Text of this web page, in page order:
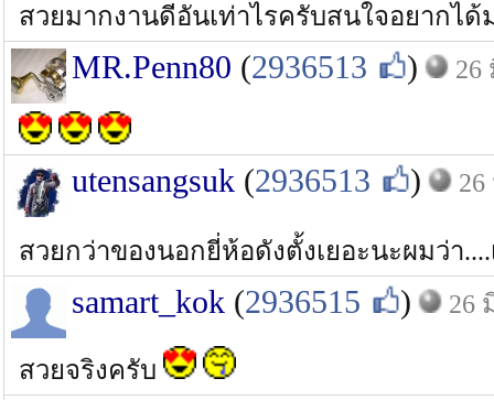
สวยมากงานดีอันเท่าไรครับสนใจอยากได้
MR.Penn80 (2936513 ) 26
utensangsuk (2936513 ) 26
สวยกว่าของนอกยี่ห้อดังตั้งเยอะนะผมว่า
samart_kok (2936515 ) 26
สวยจริงครับ